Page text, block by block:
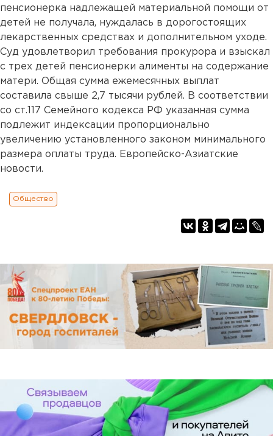
пенсионерка надлежащей материальной помощи от
детей не получала, нуждалась в дорогостоящих
лекарственных средствах и дополнительном уходе.
Суд удовлетворил требования прокурора и взыскал
с трех детей пенсионерки алименты на содержание
матери. Общая сумма ежемесячных выплат
составила свыше 2,7 тысячи рублей. В соответствии
со ст.117 Семейного кодекса РФ указанная сумма
подлежит индексации пропорционально
увеличению установленного законом минимального
размера оплаты труда. Европейско-Азиатские
новости.
Общество